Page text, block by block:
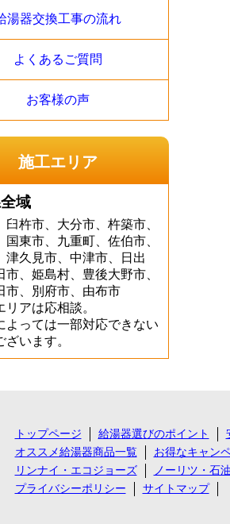
湯器交換工事の流れ
よくあるご質問
お客様の声
施工エリア
域
臼杵市、大分市、杵築市、
国東市、九重町、佐伯市、
津久見市、中津市、日出
市、姫島村、豊後大野市、
市、別府市、由布市
リアは応相談。
っては一部対応できない
ざいます。
トップページ 給湯器選びのポイント
オススメ給湯器商品一覧
お得なキャン
リンナイ・エコジョーズ
ノーリツ・石
プライバシーポリシー
サイトマップ